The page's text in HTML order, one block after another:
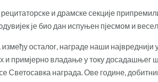
и драмске секције
је био дан испуњен пјесмом и
осталог, награде наши
и примјерно владање у току
Светосавка награда. Ове године,